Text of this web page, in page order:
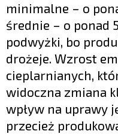
minimalne – o
średnie – o ponad
podwyżki, bo
drożeje. Wzrost
cieplarnianych,
widoczna zmiana
wpływ na uprawy
przecież